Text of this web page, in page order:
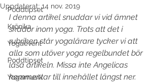
Poddtipset
Krönika
Yogaevent
Poddtipset
Yogamusik
Uppdaterat:14 nov. 2019
I denna artikel snuddar vi vid ämnet
skador inom yoga. Trots att det i
rubriken står yogalärare tycker vi att
alla som utöver yoga regelbundet bör
läsa artikeln. Missa inte Angelicas
kommentar till innehållet längst ner.